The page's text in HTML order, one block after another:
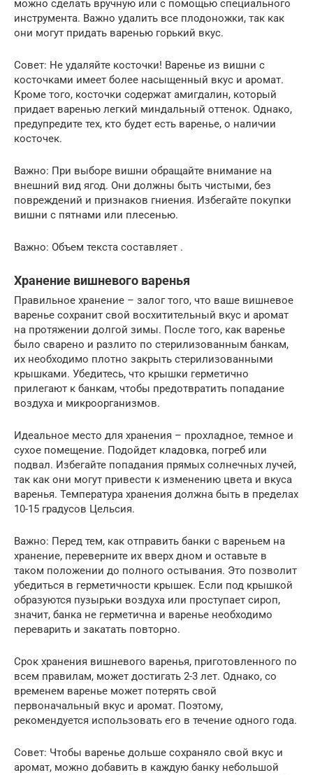
можно сделать вручную или с помощью специального
инструмента. Важно удалить все плодоножки, так как
они могут придать варенью горький вкус.
Совет: Не удаляйте косточки! Варенье из вишни с
косточками имеет более насыщенный вкус и аромат.
Кроме того, косточки содержат амигдалин, который
придает варенью легкий миндальный оттенок. Однако,
предупредите тех, кто будет есть варенье, о наличии
косточек.
Важно: При выборе вишни обращайте внимание на
внешний вид ягод. Они должны быть чистыми, без
повреждений и признаков гниения. Избегайте покупки
вишни с пятнами или плесенью.
Важно: Объем текста составляет .
Хранение вишневого варенья
Правильное хранение – залог того, что ваше вишневое
варенье сохранит свой восхитительный вкус и аромат
на протяжении долгой зимы. После того, как варенье
было сварено и разлито по стерилизованным банкам,
их необходимо плотно закрыть стерилизованными
крышками. Убедитесь, что крышки герметично
прилегают к банкам, чтобы предотвратить попадание
воздуха и микроорганизмов.
Идеальное место для хранения – прохладное, темное и
сухое помещение. Подойдет кладовка, погреб или
подвал. Избегайте попадания прямых солнечных лучей,
так как они могут привести к изменению цвета и вкуса
варенья. Температура хранения должна быть в пределах
10-15 градусов Цельсия.
Важно: Перед тем, как отправить банки с вареньем на
хранение, переверните их вверх дном и оставьте в
таком положении до полного остывания. Это позволит
убедиться в герметичности крышек. Если под крышкой
образуются пузырьки воздуха или проступает сироп,
значит, банка не герметична и варенье необходимо
переварить и закатать повторно.
Срок хранения вишневого варенья, приготовленного по
всем правилам, может достигать 2-3 лет. Однако, со
временем варенье может потерять свой
первоначальный вкус и аромат. Поэтому,
рекомендуется использовать его в течение одного года.
Совет: Чтобы варенье дольше сохраняло свой вкус и
аромат, можно добавить в каждую банку небольшой